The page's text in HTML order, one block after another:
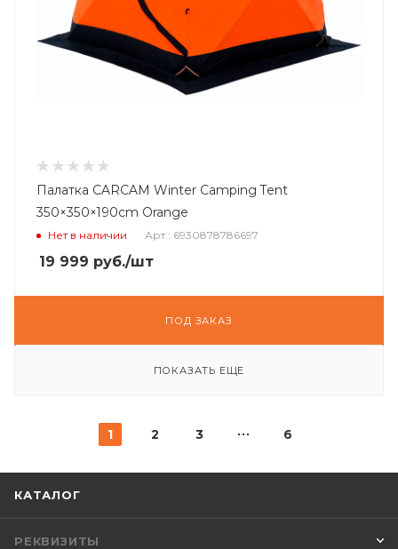
Палатка CARCAM Winter Camping Tent
350×350×190cm Orange
Нет в наличии Арт.: 6930878786697
19 999 руб./шт
ПОД ЗАКАЗ
ПОКАЗАТЬ ЕЩЕ
1 2 3 6
КАТАЛОГ
РЕКВИЗИТЫ